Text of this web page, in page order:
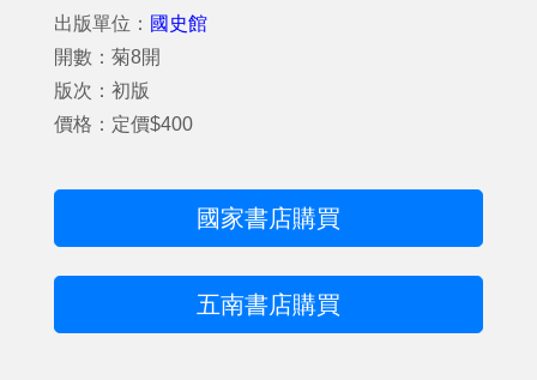
出版單位： 國史館
開數：菊8開
版次：初版
價格：定價$400
國家書店購買
五南書店購買